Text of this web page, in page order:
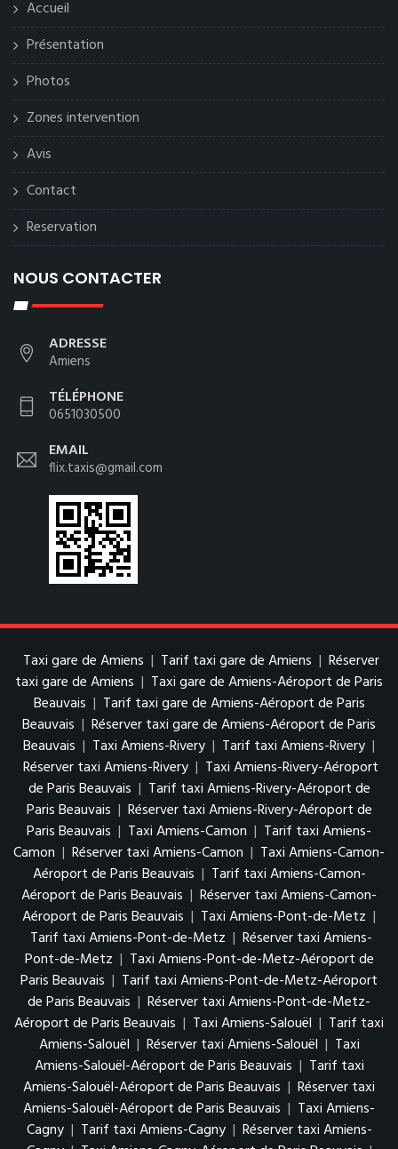
Accueil
Présentation
Photos
Zones intervention
Avis
Contact
Reservation
NOUS CONTACTER
ADRESSE
Amiens
TÉLÉPHONE
0651030500
EMAIL
flix.taxis@gmail.com
Taxi gare de Amiens | Tarif taxi gare de Amiens | Réserver
taxi gare de Amiens | Taxi gare de Amiens-Aéroport de Paris
Beauvais | Tarif taxi gare de Amiens-Aéroport de Paris
Beauvais | Réserver taxi gare de Amiens-Aéroport de Paris
Beauvais | Taxi Amiens-Rivery | Tarif taxi Amiens-Rivery |
Réserver taxi Amiens-Rivery | Taxi Amiens-Rivery-Aéroport
de Paris Beauvais | Tarif taxi Amiens-Rivery-Aéroport de
Paris Beauvais | Réserver taxi Amiens-Rivery-Aéroport de
Paris Beauvais | Taxi Amiens-Camon | Tarif taxi Amiens-
Camon | Réserver taxi Amiens-Camon | Taxi Amiens-Camon-
Aéroport de Paris Beauvais | Tarif taxi Amiens-Camon-
Aéroport de Paris Beauvais | Réserver taxi Amiens-Camon-
Aéroport de Paris Beauvais | Taxi Amiens-Pont-de-Metz |
Tarif taxi Amiens-Pont-de-Metz | Réserver taxi Amiens-
Pont-de-Metz | Taxi Amiens-Pont-de-Metz-Aéroport de
Paris Beauvais | Tarif taxi Amiens-Pont-de-Metz-Aéroport
de Paris Beauvais | Réserver taxi Amiens-Pont-de-Metz-
Aéroport de Paris Beauvais | Taxi Amiens-Salouël | Tarif taxi
Amiens-Salouël | Réserver taxi Amiens-Salouël | Taxi
Amiens-Salouël-Aéroport de Paris Beauvais | Tarif taxi
Amiens-Salouël-Aéroport de Paris Beauvais | Réserver taxi
Amiens-Salouël-Aéroport de Paris Beauvais | Taxi Amiens-
Cagny | Tarif taxi Amiens-Cagny | Réserver taxi Amiens-